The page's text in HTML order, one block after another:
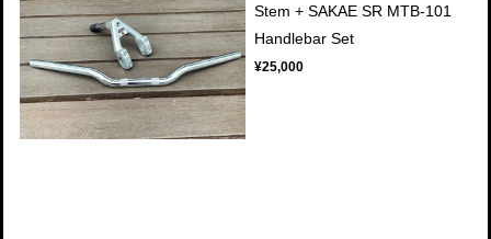
Stem + SAKAE SR MTB-101
Handlebar Set
¥25,000